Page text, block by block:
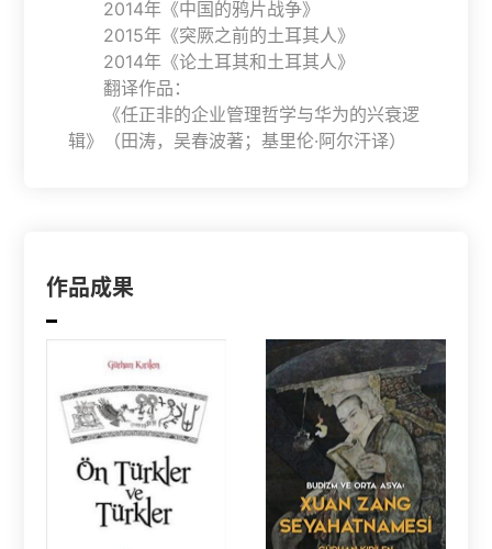
2014年《中国的鸦片战争》
2015年《突厥之前的土耳其人》
2014年《论土耳其和土耳其人》
翻译作品：
《任正非的企业管理哲学与华为的兴衰逻
辑》（田涛，吴春波著；基里伦·阿尔汗译）
作品成果